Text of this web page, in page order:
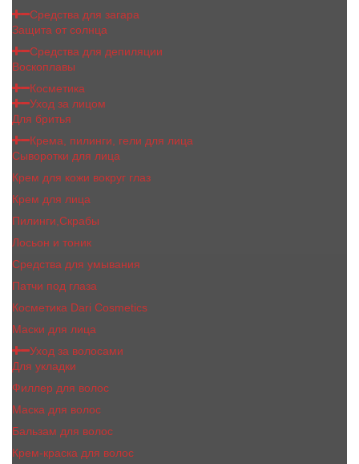
Средства для загара
Защита от солнца
Средства для депиляции
Воскоплавы
Косметика
Уход за лицом
Для бритья
Крема, пилинги, гели для лица
Сыворотки для лица
Крем для кожи вокруг глаз
Крем для лица
Пилинги,Скрабы
Лосьон и тоник
Средства для умывания
Патчи под глаза
Косметика Dari Cosmetics
Маски для лица
Уход за волосами
Для укладки
Филлер для волос
Маска для волос
Бальзам для волос
Крем-краска для волос